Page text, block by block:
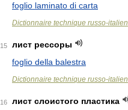
foglio laminato di carta
Dictionnaire technique russo-italien
15
лист рессоры
foglio della balestra
Dictionnaire technique russo-italien
16
лист слоистого пластика